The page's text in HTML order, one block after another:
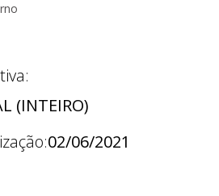
(INTEIRO)
02/06/2021